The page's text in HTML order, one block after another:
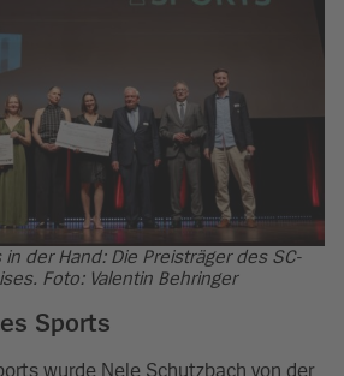
der Hand: Die Preisträger des SC-
Foto: Valentin Behringer
Sports
wurde Nele Schutzbach von der